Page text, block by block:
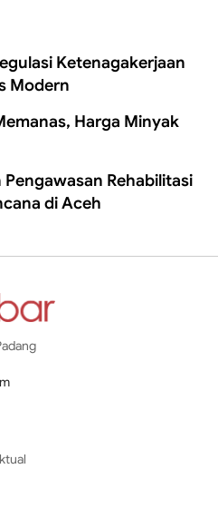
Ketenagakerjaan
Modern
Harga Minyak
Rehabilitasi
di Aceh